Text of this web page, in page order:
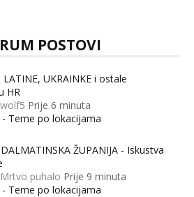
POSTOVI
LATINE, UKRAINKE i ostale
HR
Prije 6 minuta
Teme po lokacijama
ŽUPANIJA - Iskustva
puhalo Prije 9 minuta
Teme po lokacijama